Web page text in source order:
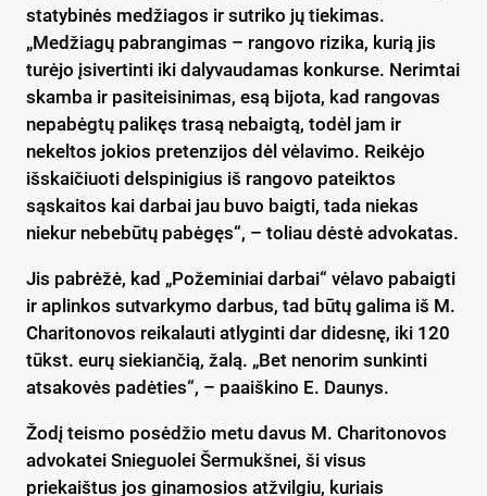
statybinės medžiagos ir sutriko jų tiekimas.
„Medžiagų pabrangimas – rangovo rizika, kurią jis
turėjo įsivertinti iki dalyvaudamas konkurse. Nerimtai
skamba ir pasiteisinimas, esą bijota, kad rangovas
nepabėgtų palikęs trasą nebaigtą, todėl jam ir
nekeltos jokios pretenzijos dėl vėlavimo. Reikėjo
išskaičiuoti delspinigius iš rangovo pateiktos
sąskaitos kai darbai jau buvo baigti, tada niekas
niekur nebebūtų pabėgęs“, – toliau dėstė advokatas.
Jis pabrėžė, kad „Požeminiai darbai“ vėlavo pabaigti
ir aplinkos sutvarkymo darbus, tad būtų galima iš M.
Charitonovos reikalauti atlyginti dar didesnę, iki 120
tūkst. eurų siekiančią, žalą. „Bet nenorim sunkinti
atsakovės padėties“, – paaiškino E. Daunys.
Žodį teismo posėdžio metu davus M. Charitonovos
advokatei Snieguolei Šermukšnei, ši visus
priekaištus jos ginamosios atžvilgiu, kuriais